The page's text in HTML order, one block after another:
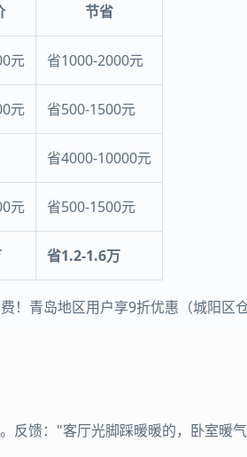
节省
元 省1000-2000元
元 省500-1500元
省4000-10000元
元 省500-1500元
省1.2-1.6万
！青岛地区用户享9折优惠（城阳区仓
反馈："客厅光脚踩暖暖的，卧室